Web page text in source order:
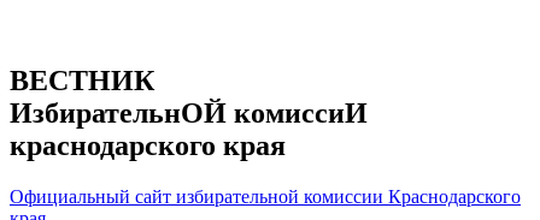
ВЕСТНИК
ИзбирательнОЙ комиссиИ
краснодарского края
Официальный сайт избирательной комиссии Краснодарского